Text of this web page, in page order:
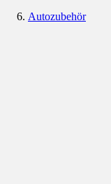
Autozubehör